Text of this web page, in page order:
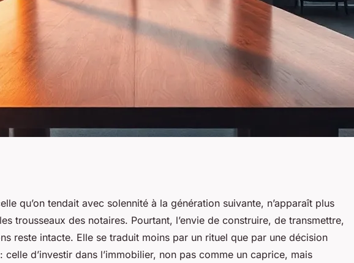
pour
qu’on tendait avec solennité à la génération suivante, n’apparaît plus
trousseaux des notaires. Pourtant, l’envie de construire, de transmettre,
reste intacte. Elle se traduit moins par un rituel que par une décision
celle d’investir dans l’immobilier, non pas comme un caprice, mais